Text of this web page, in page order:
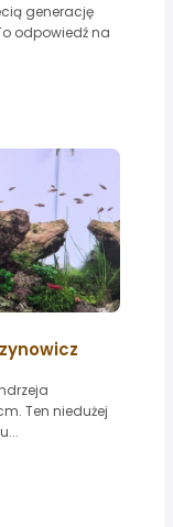
generację
odpowiedź na
Ten niedużej